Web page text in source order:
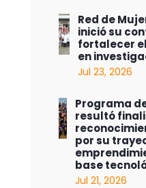
Red de
inició su
fortalecer
en
Jul 23, 2026
Programa
resultó
por su
base
Jul 21, 2026